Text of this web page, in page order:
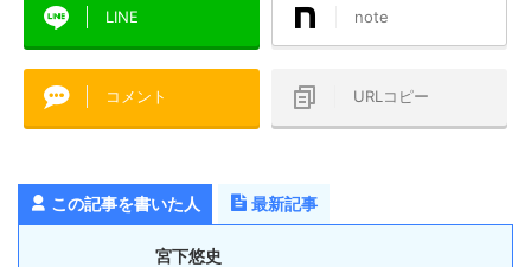
LINE note
コメント URLコピー
この記事を書いた人 最新記事
宮下悠史